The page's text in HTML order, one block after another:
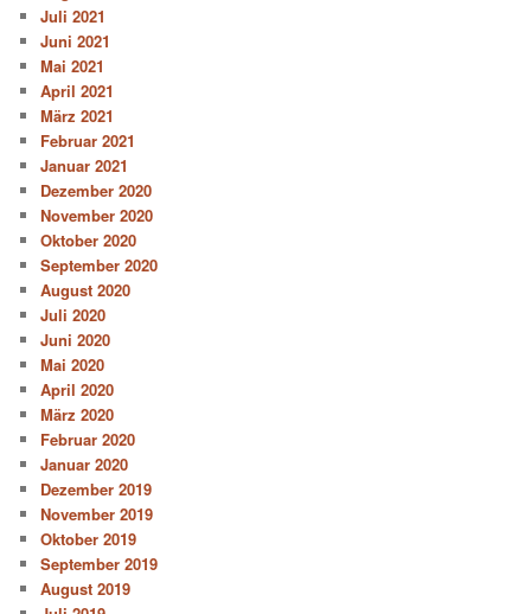
Juli 2021
Juni 2021
Mai 2021
April 2021
März 2021
Februar 2021
Januar 2021
Dezember 2020
November 2020
Oktober 2020
September 2020
August 2020
Juli 2020
Juni 2020
Mai 2020
April 2020
März 2020
Februar 2020
Januar 2020
Dezember 2019
November 2019
Oktober 2019
September 2019
August 2019